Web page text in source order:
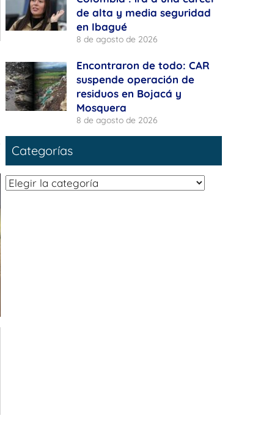
de alta y media seguridad
en Ibagué
8 de agosto de 2026
Encontraron de todo: CAR
suspende operación de
residuos en Bojacá y
Mosquera
8 de agosto de 2026
Categorías
Categorías